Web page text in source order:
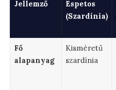
Jellemző
Espetos
(Szardínia)
Fő
alapanyag
Kisméretű
szardínia